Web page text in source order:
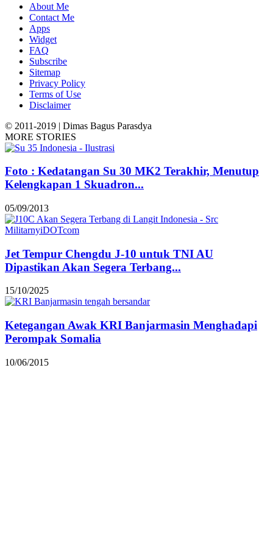
About Me
Contact Me
Apps
Widget
FAQ
Subscribe
Sitemap
Privacy Policy
Terms of Use
Disclaimer
© 2011-2019 | Dimas Bagus Parasdya
MORE STORIES
Foto : Kedatangan Su 30 MK2 Terakhir, Menutup
Kelengkapan 1 Skuadron...
05/09/2013
Jet Tempur Chengdu J-10 untuk TNI AU
Dipastikan Akan Segera Terbang...
15/10/2025
Ketegangan Awak KRI Banjarmasin Menghadapi
Perompak Somalia
10/06/2015